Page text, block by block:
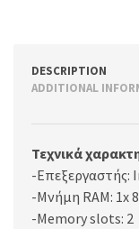
DESCRIPTION
ADDITIONAL
Τεχνικά
-Επεξεργαστής:
-Μνήμη RAM: 1x
-Memory slots: 2